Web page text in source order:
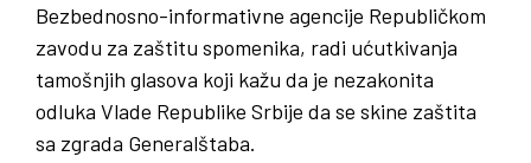
Bezbednosno-informativne agencije Republičkom
zavodu za zaštitu spomenika, radi ućutkivanja
tamošnjih glasova koji kažu da je nezakonita
odluka Vlade Republike Srbije da se skine zaštita
sa zgrada Generalštaba.